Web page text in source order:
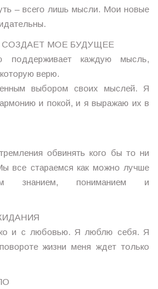
– всего лишь мысли. Мои новые
МОЕ БУДУЩЕЕ
поддерживает каждую мысль,
верю.
выбором своих мыслей. Я
и покой, и я выражаю их в
обвинять кого бы то ни
все стараемся как можно лучше
знанием, пониманием и
и с любовью. Я люблю себя. Я
жизни меня ждет только